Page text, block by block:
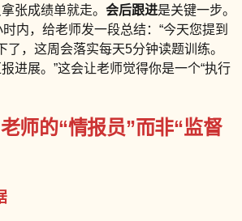
张成绩单就走。 会后跟进是关键一步。
内，给老师发一段总结：“今天您提到
了，这周会落实每天5分钟读题训练。
进展。”这会让老师觉得你是一个“执行
师的“情报员”而非“监督